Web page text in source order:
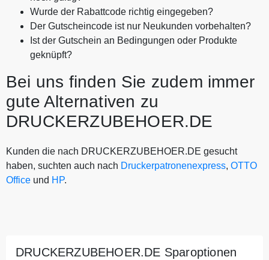
Wurde der Rabattcode richtig eingegeben?
Der Gutscheincode ist nur Neukunden vorbehalten?
Ist der Gutschein an Bedingungen oder Produkte
geknüpft?
Bei uns finden Sie zudem immer
gute Alternativen zu
DRUCKERZUBEHOER.DE
Kunden die nach DRUCKERZUBEHOER.DE gesucht
haben, suchten auch nach Druckerpatronenexpress, OTTO
Office und HP.
DRUCKERZUBEHOER.DE Sparoptionen